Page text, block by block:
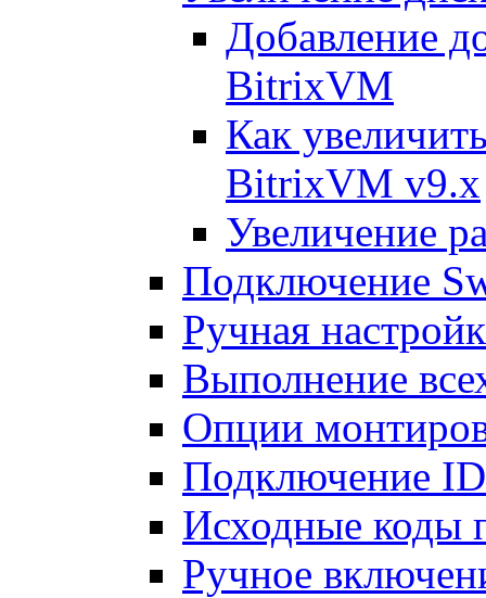
Добавление
BitrixVM
Как
BitrixVM v9.x
Увеличение
Подключение
Ручная
Выполнение
Опции
Подключение
Исходные коды
Ручное